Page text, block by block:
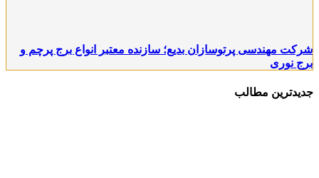
شرکت مهندسی پرتوسازان بدیع؛ سازنده معتبر انواع برج پرچم و
برج نوری
جدیدترین مطالب